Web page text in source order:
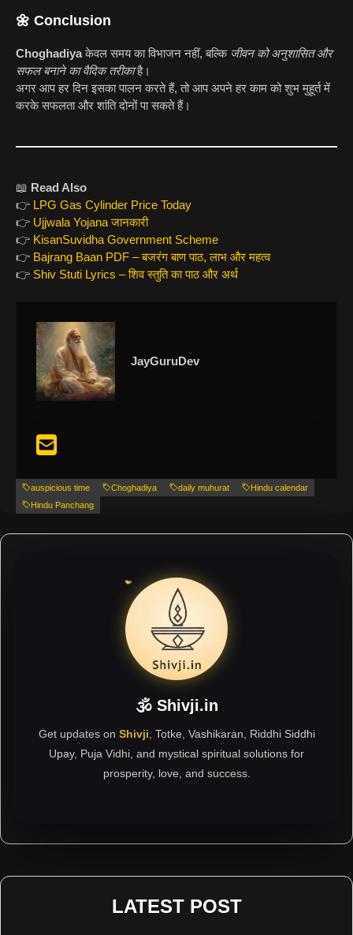
🌼 Conclusion
Choghadiyaकेवल समय का विभाजन नहीं, बल्कि जीवन को अनुशासित और
सफल बनाने का वैदिक तरीकाहै।
अगर आप हर दिन इसका पालन करते हैं, तो आप अपने हर काम को शुभ मुहूर्त में
करके सफलता और शांति दोनों पा सकते हैं।
📖 Read Also
👉 LPG Gas Cylinder Price Today
👉 Ujjwala Yojana जानकारी
👉 KisanSuvidha Government Scheme
👉 Bajrang Baan PDF – बजरंग बाण पाठ, लाभ और महत्व
👉 Shiv Stuti Lyrics – शिव स्तुति का पाठ और अर्थ
JayGuruDev
auspicious time Choghadiya daily muhurat
Hindu calendar
Hindu Panchang
🕉 Shivji.in
Get updates on Shivji , Totke, Vashikaran, Riddhi Siddhi
Upay, Puja Vidhi, and mystical spiritual solutions for
prosperity, love, and success.
LATEST POST